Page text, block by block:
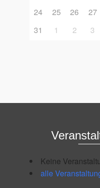
24
25 26 27
31
1 2 3
Keine
alle